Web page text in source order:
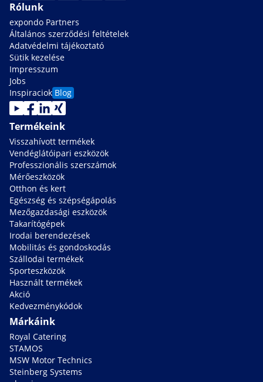
Rólunk
expondo Partners
Általános szerződési feltételek
Adatvédelmi tájékoztató
Sütik kezelése
Impresszum
Jobs
Inspiraciok Blog
Termékeink
Visszahívott termékek
Vendéglátóipari eszközök
Professzionális szerszámok
Mérőeszközök
Otthon és kert
Egészség és szépségápolás
Mezőgazdasági eszközök
Takarítógépek
Irodai berendezések
Mobilitás és gondoskodás
Szállodai termékek
Sporteszközök
Használt termékek
Akció
Kedvezménykódok
Márkáink
Royal Catering
STAMOS
MSW Motor Technics
Steinberg Systems